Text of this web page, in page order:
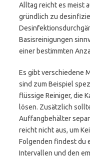
Alltag reicht es meist
gründlich zu
Basisreinigungen
einer bestimmten
Es gibt verschiedene
sind zum Beispiel
flüssige Reiniger, die
lösen. Zusätzlich
Auffangbehälter
reicht nicht aus, um
Folgenden findest du
Intervallen und den